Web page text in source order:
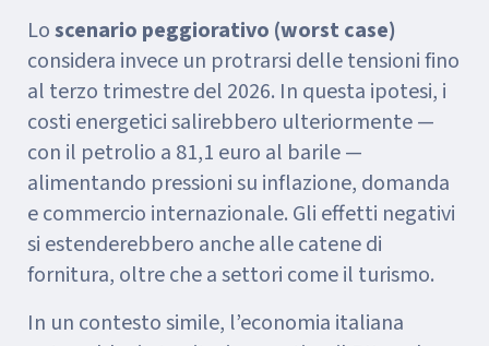
Loscenario peggiorativo (worst case)
considera invece un protrarsi delle tensioni fino
al terzo trimestre del 2026. In questa ipotesi, i
costi energetici salirebbero ulteriormente —
con il petrolio a 81,1 euro al barile —
alimentando pressioni su inflazione, domanda
e commercio internazionale. Gli effetti negativi
si estenderebbero anche alle catene di
fornitura, oltre che a settori come il turismo.
In un contesto simile, l’economia italiana